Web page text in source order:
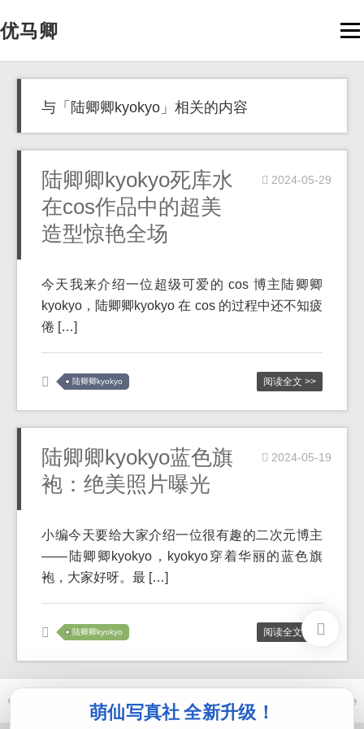
优马卿
与「陆卿卿kyokyo」相关的内容
陆卿卿kyokyo死库水
在cos作品中的超美
造型惊艳全场
2024-05-29
今天我来介绍一位超级可爱的 cos 博主陆卿卿
kyokyo，陆卿卿kyokyo 在 cos 的过程中还不知疲
倦 […]
陆卿卿kyokyo 阅读全文 >>
陆卿卿kyokyo蓝色旗
袍：绝美照片曝光
2024-05-19
小编今天要给大家介绍一位很有趣的二次元博主
——陆卿卿kyokyo，kyokyo穿着华丽的蓝色旗
袍，大家好呀。最 […]
陆卿卿kyokyo 阅读全文 >>
萌仙写真社 全新升级！
© 2021-2026 优马卿 | ICP备案 XXX 号 | Themeckvearm by ttcrivpe